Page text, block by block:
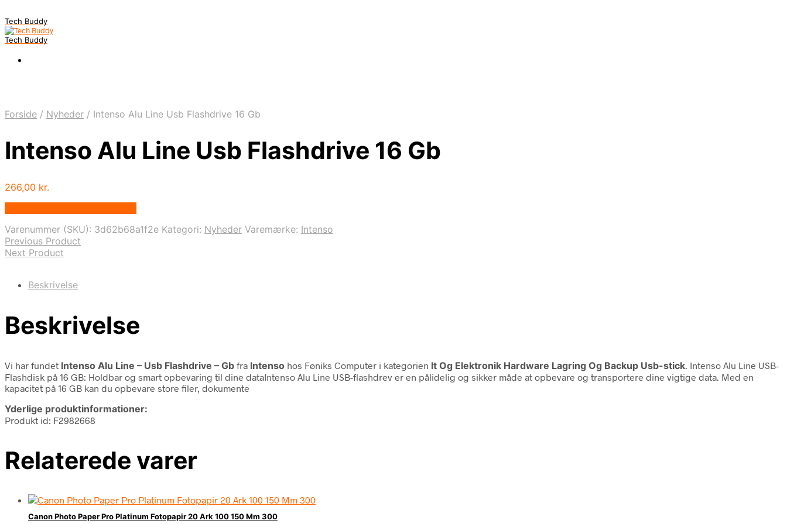
Tech Buddy
Tech Buddy
Forside / Nyheder / Intenso Alu Line Usb Flashdrive 16 Gb
Intenso Alu Line Usb Flashdrive 16 Gb
266,00 kr.
Varenummer (SKU): 3d62b68a1f2e Kategori: Nyheder Varemærke: Intenso
Previous Product
Next Product
Beskrivelse
Beskrivelse
Vi har fundet Intenso Alu Line – Usb Flashdrive – Gb fra Intenso hos Føniks Computer i kategorien It Og Elektronik Hardware Lagring Og Backup Usb-stick . Intenso Alu Line USB-
Flashdisk på 16 GB: Holdbar og smart opbevaring til dine dataIntenso Alu Line USB-flashdrev er en pålidelig og sikker måde at opbevare og transportere dine vigtige data. Med en
kapacitet på 16 GB kan du opbevare store filer, dokumente
Yderlige produktinformationer:
Produkt id: F2982668
Relaterede varer
Canon Photo Paper Pro Platinum Fotopapir 20 Ark 100 150 Mm 300